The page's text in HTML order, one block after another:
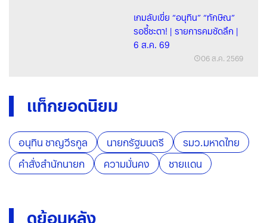
เกมลับเขี่ย “อนุทิน” “ทักษิณ”
รอชี้ชะตา! | รายการคมชัดลึก |
6 ส.ค. 69
06 ส.ค. 2569
แท็กยอดนิยม
อนุทิน ชาญวีรกูล นายกรัฐมนตรี
รมว.มหาดไทย
คำสั่งสำนักนายก
ความมั่นคง ชายแดน
ดูย้อนหลัง